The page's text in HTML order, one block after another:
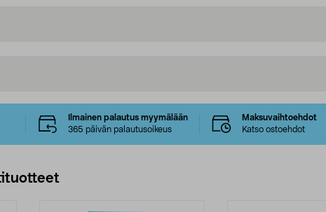
Ilmainen palautus myymälään
365 päivän palautusoikeus
Maksuvaihtoehdot
Katso ostoehdot